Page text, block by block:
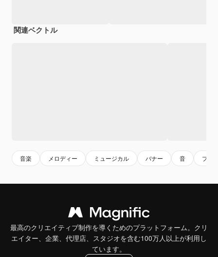
関連ベクトル
音楽 メロディー ミュージカル バナー 音 プレ
最高のクリエイティブ制作を導くためのプラットフォーム。クリ
エイター、企業、代理店、スタジオを含む100万人以上が利用し
ています。